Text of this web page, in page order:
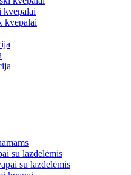
kvepalai
kvepalai
su lazdelėmis
su lazdelėmis